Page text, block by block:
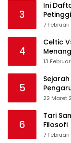
3
Ini
7
4
Celtic
13
5
22 Maret
6
Tari
Filosofi
7